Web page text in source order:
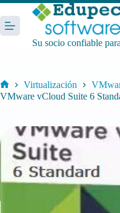
Saltar
al
contenido
Su socio confiable
Inicio
Virtualización
VMware vCloud Suite 6